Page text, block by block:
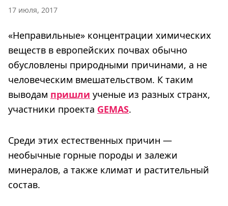
17 июля, 2017
«Неправильные» концентрации химических
веществ в европейских почвах обычно
обусловлены природными причинами, а не
человеческим вмешательством. К таким
выводам пришли ученые из разных странх,
участники проекта GEMAS.
Среди этих естественных причин —
необычные горные породы и залежи
минералов, а также климат и растительный
состав.